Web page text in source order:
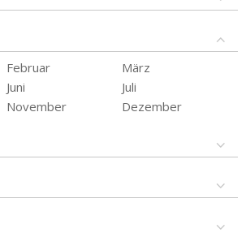
Februar
März
Juni
Juli
November Dezember